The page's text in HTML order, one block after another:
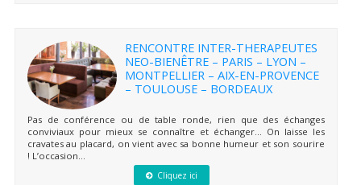
RENCONTRE INTER-THERAPEUTES
NEO-BIENÊTRE – PARIS – LYON –
MONTPELLIER – AIX-EN-PROVENCE
– TOULOUSE – BORDEAUX
Pas de conférence ou de table ronde, rien que des échanges
conviviaux pour mieux se connaître et échanger… On laisse les
cravates au placard, on vient avec sa bonne humeur et son sourire
! L’occasion...
Cliquez ici